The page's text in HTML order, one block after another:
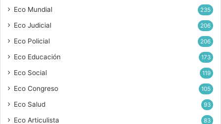
Eco Mundial 235
Eco Judicial 206
Eco Policial 206
Eco Educación 173
Eco Social 119
Eco Congreso 105
Eco Salud 93
Eco Articulista 83